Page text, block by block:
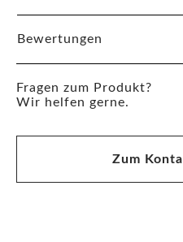
Bewertungen
Fragen zum Produkt?
Wir helfen gerne.
Zum